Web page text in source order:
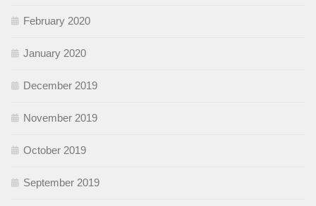
February 2020
January 2020
December 2019
November 2019
October 2019
September 2019